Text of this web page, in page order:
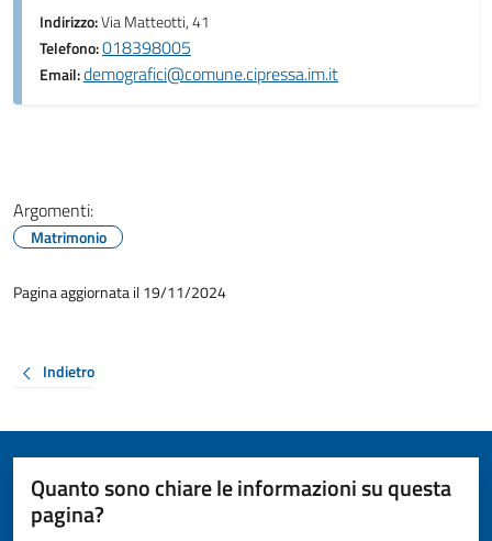
Indirizzo:Via Matteotti, 41
Telefono:018398005
Email:demografici@comune.cipressa.im.it
Argomenti:
Matrimonio
Pagina aggiornata il 19/11/2024
Indietro
Quanto sono chiare le informazioni su questa
pagina?